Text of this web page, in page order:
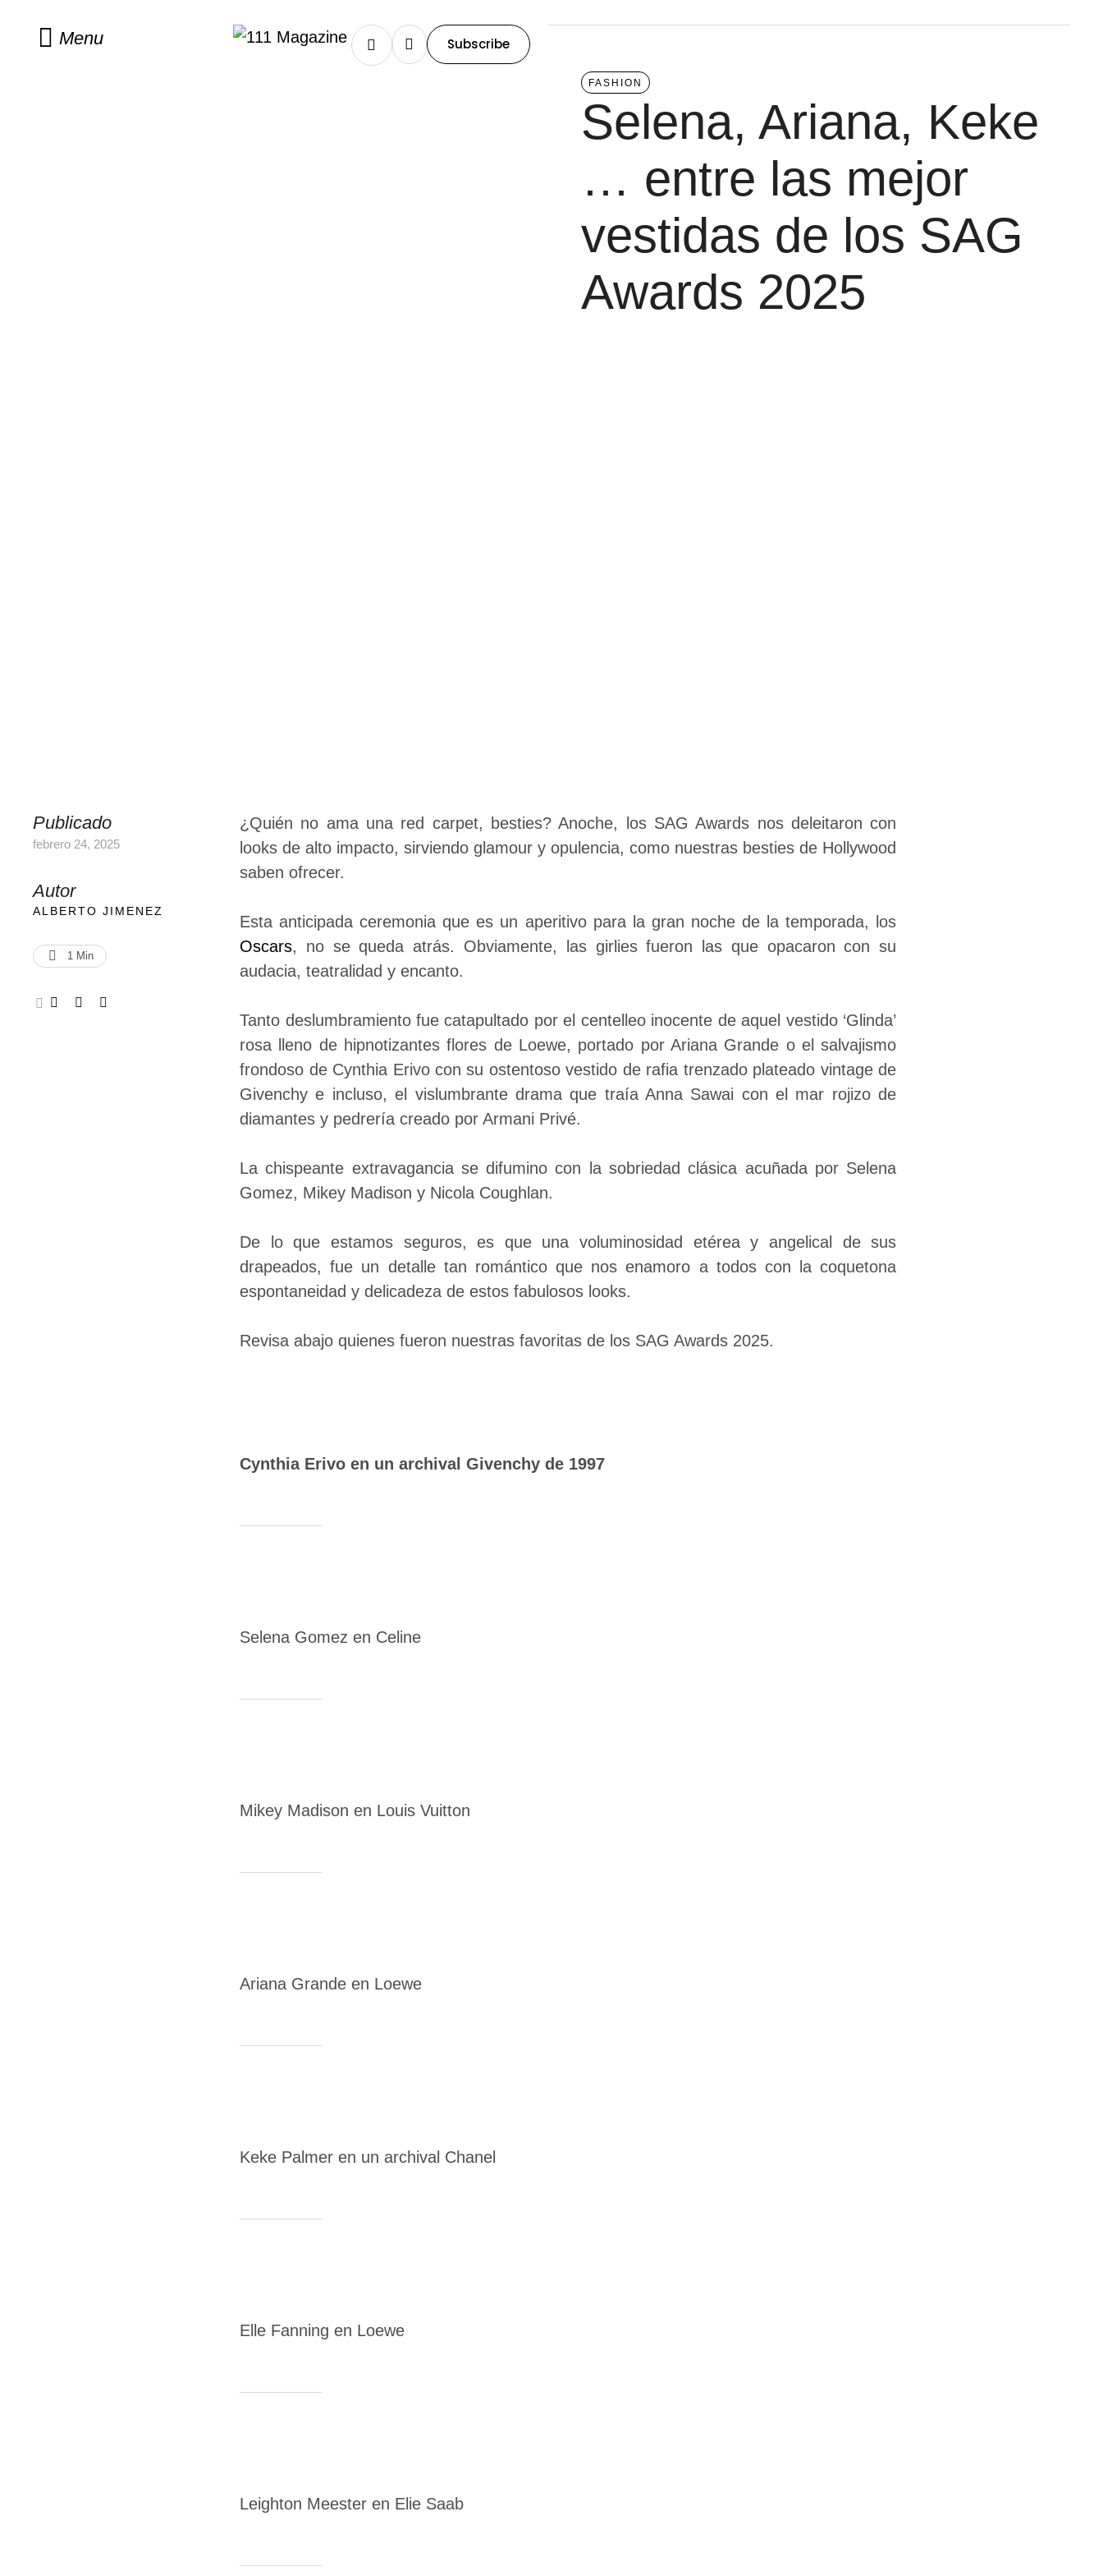
Menu Subscribe
FASHION
Selena, Ariana, Keke
… entre las mejor
vestidas de los SAG
Awards 2025
Publicado
febrero 24, 2025
Autor
ALBERTO JIMENEZ
1 Min
¿Quién no ama una red carpet, besties? Anoche, los SAG Awards nos deleitaron con
looks de alto impacto, sirviendo glamour y opulencia, como nuestras besties de Hollywood
saben ofrecer.
Esta anticipada ceremonia que es un aperitivo para la gran noche de la temporada, los
Oscars, no se queda atrás. Obviamente, las girlies fueron las que opacaron con su
audacia, teatralidad y encanto.
Tanto deslumbramiento fue catapultado por el centelleo inocente de aquel vestido ‘Glinda’
rosa lleno de hipnotizantes flores de Loewe, portado por Ariana Grande o el salvajismo
frondoso de Cynthia Erivo con su ostentoso vestido de rafia trenzado plateado vintage de
Givenchy e incluso, el vislumbrante drama que traía Anna Sawai con el mar rojizo de
diamantes y pedrería creado por Armani Privé.
La chispeante extravagancia se difumino con la sobriedad clásica acuñada por Selena
Gomez, Mikey Madison y Nicola Coughlan.
De lo que estamos seguros, es que una voluminosidad etérea y angelical de sus
drapeados, fue un detalle tan romántico que nos enamoro a todos con la coquetona
espontaneidad y delicadeza de estos fabulosos looks.
Revisa abajo quienes fueron nuestras favoritas de los SAG Awards 2025.
Cynthia Erivo en un archival Givenchy de 1997
Selena Gomez en Celine
Mikey Madison en Louis Vuitton
Ariana Grande en Loewe
Keke Palmer en un archival Chanel
Elle Fanning en Loewe
Leighton Meester en Elie Saab